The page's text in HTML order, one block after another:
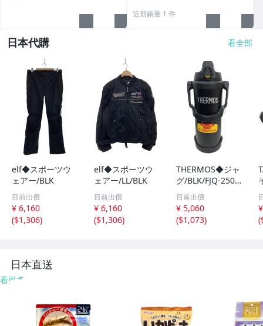
近期銷量 1 件
日本代購 看全部
elf◆スポーツウ
ェアー/BLK
目前出價
¥ 6,160
($1,306)
elf◆スポーツウ
ェアー/LL/BLK
目前出價
¥ 6,160
($1,306)
THERMOS◆ジャ
グ/BLK/FJQ-250
0//
目前出價
¥ 5,060
($1,073)
(
日本直送
看更多